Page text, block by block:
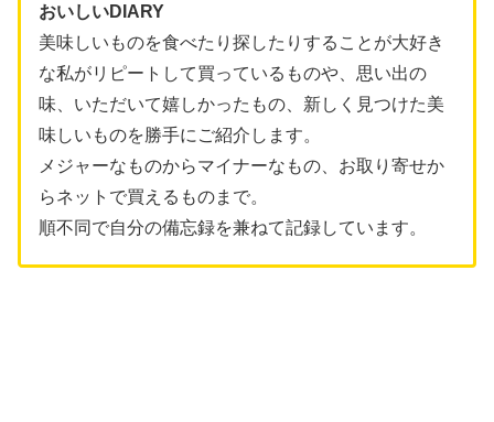
おいしいDIARY
美味しいものを食べたり探したりすることが大好き
な私がリピートして買っているものや、思い出の
味、いただいて嬉しかったもの、新しく見つけた美
味しいものを勝手にご紹介します。
メジャーなものからマイナーなもの、お取り寄せか
らネットで買えるものまで。
順不同で自分の備忘録を兼ねて記録しています。